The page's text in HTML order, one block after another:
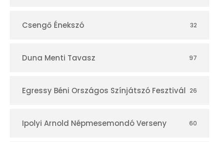
Csengő Énekszó 32
Duna Menti Tavasz 97
Egressy Béni Országos Színjátszó Fesztivál 26
Ipolyi Arnold Népmesemondó Verseny 60